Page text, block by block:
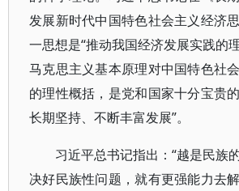
发展新时代中国特色社会主义经济
一思想是“推动我国经济发展实践的
马克思主义基本原理对中国特色社
的理性概括，是党和国家十分宝贵
长期坚持、不断丰富发展”。
习近平总书记指出：“越是民族
决好民族性问题，就有更强能力去